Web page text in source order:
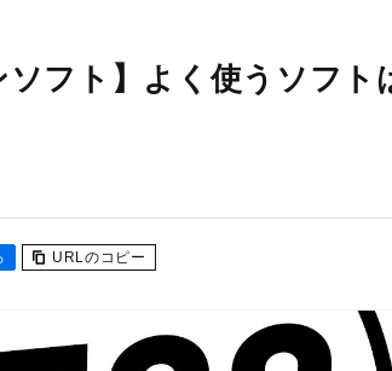
ソフト】よく使うソフ
URLのコピー